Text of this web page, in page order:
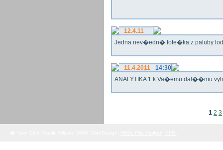
12.4.11
Jedna nev�edn� fote�ka z paluby
11.4.2011
14:30
ANALYTIKA 1 k Va�emu dal��mu
1 2 3